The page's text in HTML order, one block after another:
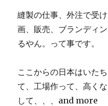
縫製の仕事、外注で受
画、販売、ブランディ
るやん。って事です。
ここからの日本はいた
て、工場作って、高く
して、、、and more